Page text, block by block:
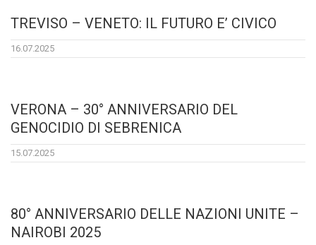
TREVISO – VENETO: IL FUTURO E’ CIVICO
16.07.2025
VERONA – 30° ANNIVERSARIO DEL
GENOCIDIO DI SEBRENICA
15.07.2025
80° ANNIVERSARIO DELLE NAZIONI UNITE –
NAIROBI 2025